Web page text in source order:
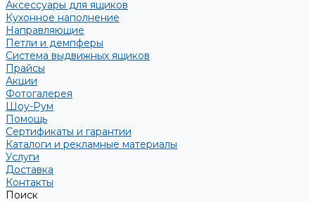
Аксессуары для ящиков
Кухонное наполнение
Направляющие
Петли и демпферы
Система выдвижных ящиков
Прайсы
Акции
Фотогалерея
Шоу-Рум
Помощь
Сертификаты и гарантии
Каталоги и рекламные материалы
Услуги
Доставка
Контакты
Поиск